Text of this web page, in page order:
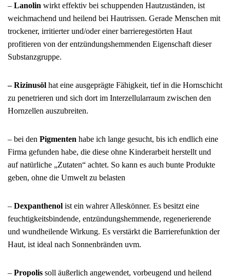
– Lanolin wirkt effektiv bei schuppenden Hautzuständen, ist
weichmachend und heilend bei Hautrissen. Gerade Menschen mit
trockener, irritierter und/oder einer barrieregestörten Haut
profitieren von der entzündungshemmenden Eigenschaft dieser
Substanzgruppe.
– Rizinusöl hat eine ausgeprägte Fähigkeit, tief in die Hornschicht
zu penetrieren und sich dort im Interzellularraum zwischen den
Hornzellen auszubreiten.
– bei den Pigmenten habe ich lange gesucht, bis ich endlich eine
Firma gefunden habe, die diese ohne Kinderarbeit herstellt und
auf natürliche „Zutaten“ achtet. So kann es auch bunte Produkte
geben, ohne die Umwelt zu belasten
– Dexpanthenol ist ein wahrer Alleskönner. Es besitzt eine
feuchtigkeitsbindende, entzündungshemmende, regenerierende
und wundheilende Wirkung. Es verstärkt die Barrierefunktion der
Haut, ist ideal nach Sonnenbränden uvm.
– Propolis soll äußerlich angewendet, vorbeugend und heilend